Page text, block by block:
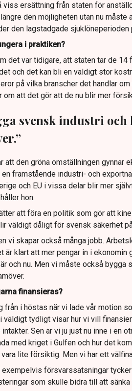
ersättning från staten för
den möjligheten utan nu måste
den lagstadgade sjuklöneperioden
i praktiken?
det var tidigare, att staten tar de 14
och det kan bli en väldigt stor
på vilka branscher det handlar
om att det gör att de nu blir mer
svensk industri
att den gröna omställningen gynnar
framstående industri- och
och EU i vissa delar blir mer
hon.
att föra en politik som gör att
väldigt dåligt för svensk säkerhet
vi skapar också många jobb.
är klart att mer pengar in i ekonomin
och nu. Men vi måste också bygga
finansieras?
från i höstas när vi lade vår motion
tydligt visar hur vi vill
Sen är vi ju just nu inne i en
med kriget i Gulfen och hur det
lite försiktig. Men vi har ett
exempelvis försvarssatsningar
som skulle bidra till att